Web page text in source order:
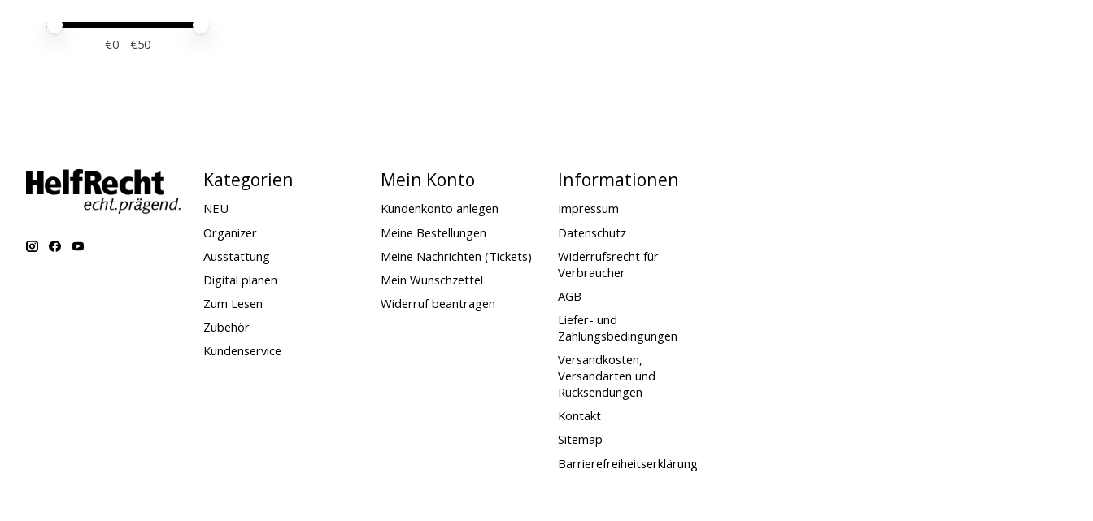
Preis – Mindestwert
Price maximum value
€0 - €50
Kategorien
NEU
Organizer
Ausstattung
Digital planen
Zum Lesen
Zubehör
Kundenservice
Mein Konto
Kundenkonto anlegen
Meine Bestellungen
Meine Nachrichten (Tickets)
Mein Wunschzettel
Widerruf beantragen
Informationen
Impressum
Datenschutz
Widerrufsrecht für
Verbraucher
AGB
Liefer- und
Zahlungsbedingungen
Versandkosten,
Versandarten und
Rücksendungen
Kontakt
Sitemap
Barrierefreiheitserklärung